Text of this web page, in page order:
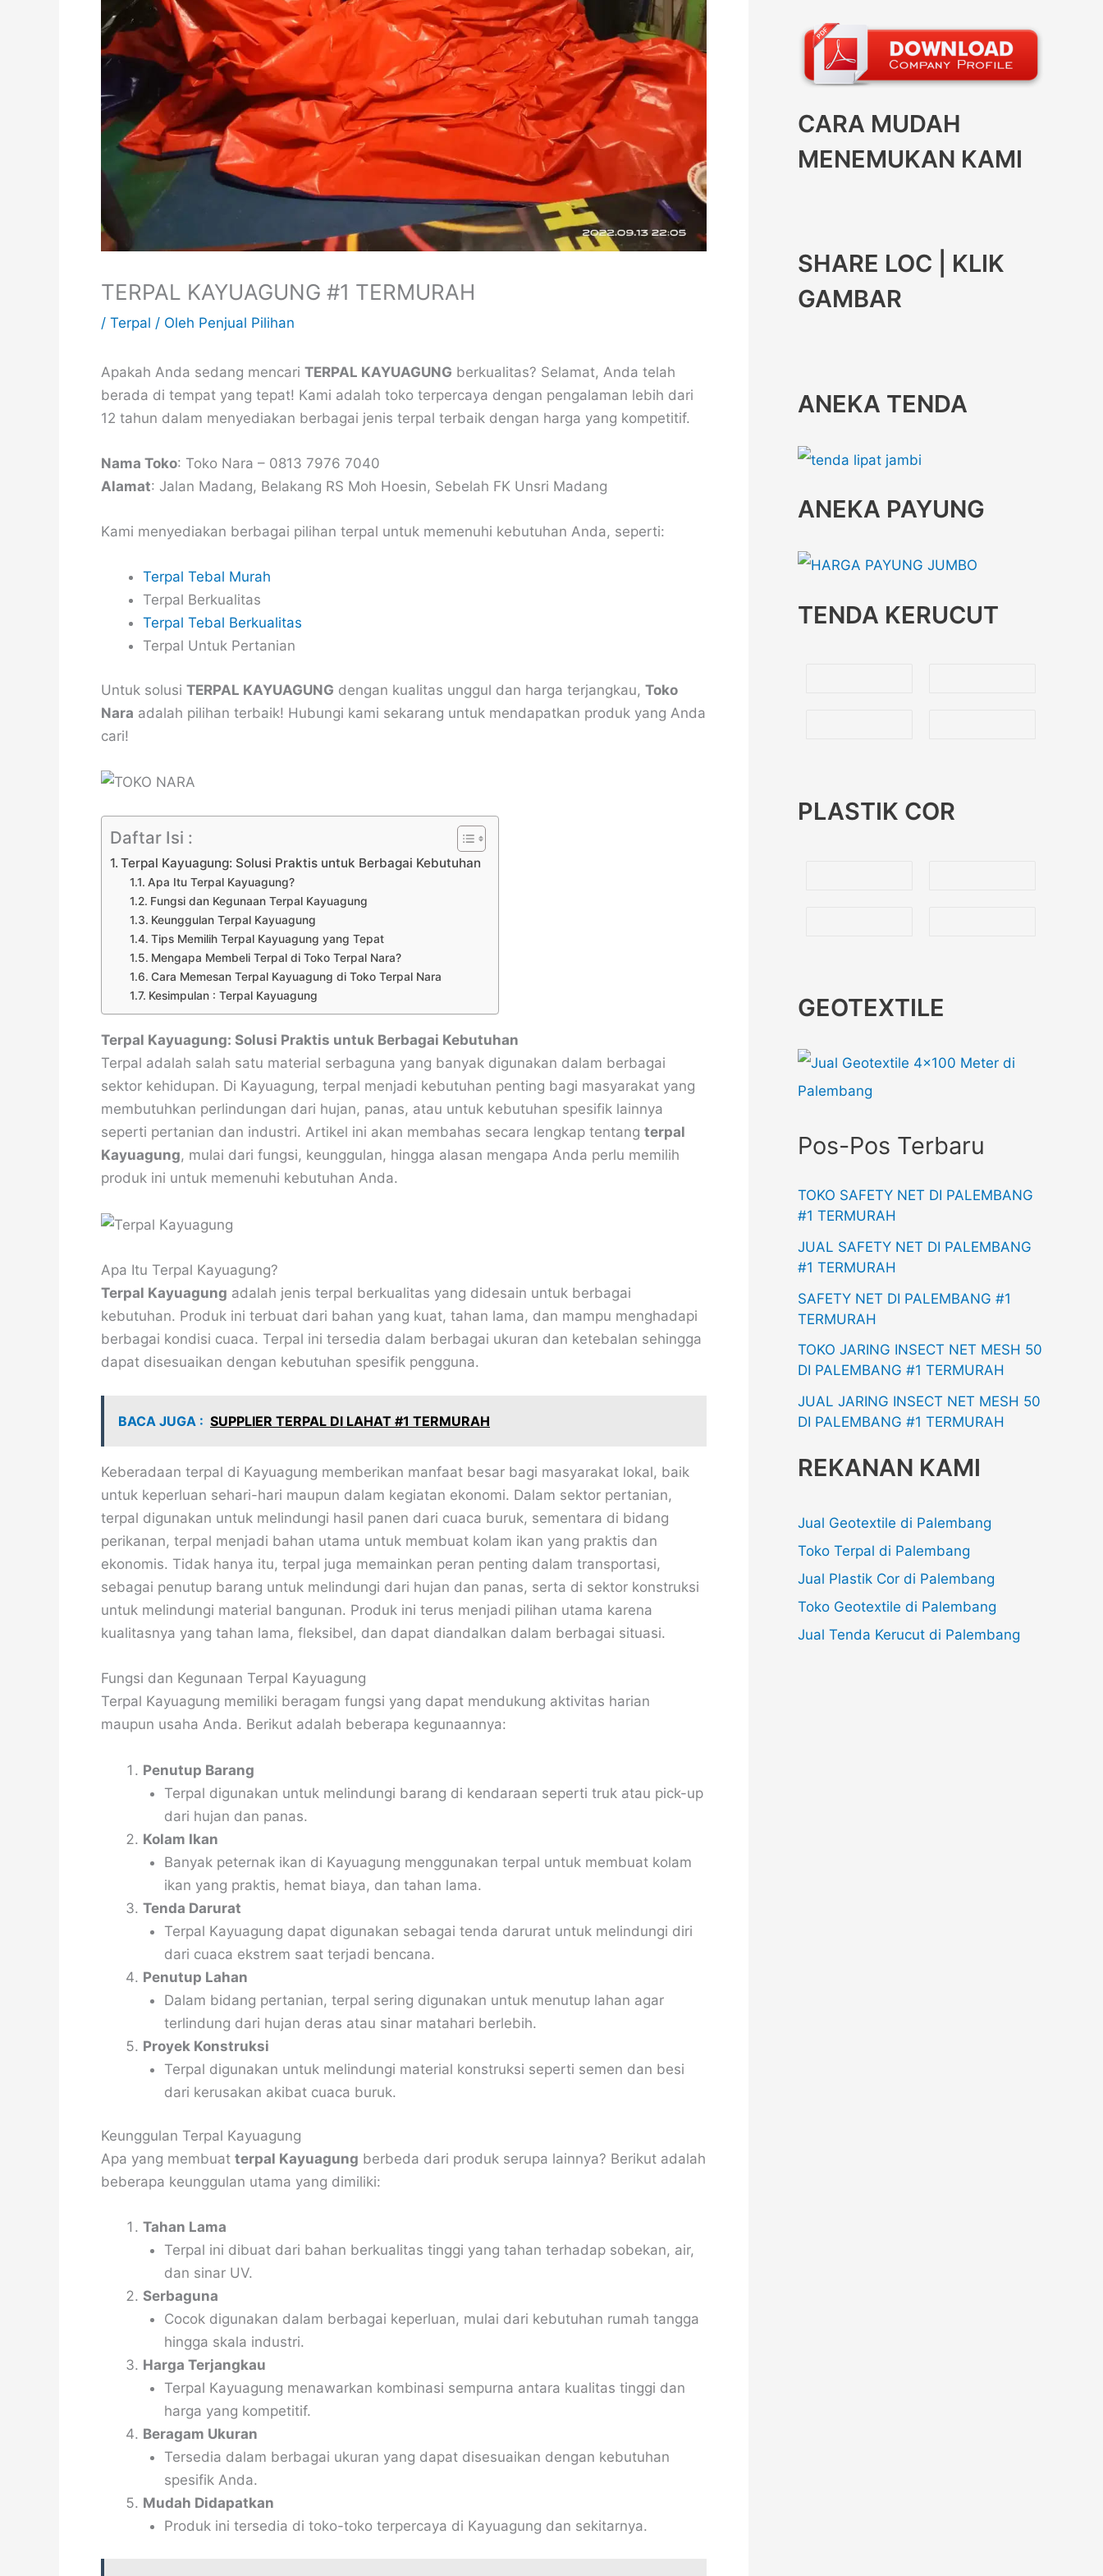
TERPAL KAYUAGUNG #1 TERMURAH
/ Terpal / Oleh Penjual Pilihan
Apakah Anda sedang mencari TERPAL KAYUAGUNG berkualitas? Selamat, Anda telah
berada di tempat yang tepat! Kami adalah toko terpercaya dengan pengalaman lebih dari
12 tahun dalam menyediakan berbagai jenis terpal terbaik dengan harga yang kompetitif.
Nama Toko: Toko Nara – 0813 7976 7040
Alamat: Jalan Madang, Belakang RS Moh Hoesin, Sebelah FK Unsri Madang
Kami menyediakan berbagai pilihan terpal untuk memenuhi kebutuhan Anda, seperti:
Terpal Tebal Murah
Terpal Berkualitas
Terpal Tebal Berkualitas
Terpal Untuk Pertanian
Untuk solusi TERPAL KAYUAGUNG dengan kualitas unggul dan harga terjangkau, Toko
Nara adalah pilihan terbaik! Hubungi kami sekarang untuk mendapatkan produk yang Anda
cari!
Daftar Isi :
Terpal Kayuagung: Solusi Praktis untuk Berbagai Kebutuhan
Apa Itu Terpal Kayuagung?
Fungsi dan Kegunaan Terpal Kayuagung
Keunggulan Terpal Kayuagung
Tips Memilih Terpal Kayuagung yang Tepat
Mengapa Membeli Terpal di Toko Terpal Nara?
Cara Memesan Terpal Kayuagung di Toko Terpal Nara
Kesimpulan : Terpal Kayuagung
Terpal Kayuagung: Solusi Praktis untuk Berbagai Kebutuhan
Terpal adalah salah satu material serbaguna yang banyak digunakan dalam berbagai
sektor kehidupan. Di Kayuagung, terpal menjadi kebutuhan penting bagi masyarakat yang
membutuhkan perlindungan dari hujan, panas, atau untuk kebutuhan spesifik lainnya
seperti pertanian dan industri. Artikel ini akan membahas secara lengkap tentang terpal
Kayuagung, mulai dari fungsi, keunggulan, hingga alasan mengapa Anda perlu memilih
produk ini untuk memenuhi kebutuhan Anda.
Apa Itu Terpal Kayuagung?
Terpal Kayuagung adalah jenis terpal berkualitas yang didesain untuk berbagai
kebutuhan. Produk ini terbuat dari bahan yang kuat, tahan lama, dan mampu menghadapi
berbagai kondisi cuaca. Terpal ini tersedia dalam berbagai ukuran dan ketebalan sehingga
dapat disesuaikan dengan kebutuhan spesifik pengguna.
BACA JUGA : SUPPLIER TERPAL DI LAHAT #1 TERMURAH
Keberadaan terpal di Kayuagung memberikan manfaat besar bagi masyarakat lokal, baik
untuk keperluan sehari-hari maupun dalam kegiatan ekonomi. Dalam sektor pertanian,
terpal digunakan untuk melindungi hasil panen dari cuaca buruk, sementara di bidang
perikanan, terpal menjadi bahan utama untuk membuat kolam ikan yang praktis dan
ekonomis. Tidak hanya itu, terpal juga memainkan peran penting dalam transportasi,
sebagai penutup barang untuk melindungi dari hujan dan panas, serta di sektor konstruksi
untuk melindungi material bangunan. Produk ini terus menjadi pilihan utama karena
kualitasnya yang tahan lama, fleksibel, dan dapat diandalkan dalam berbagai situasi.
Fungsi dan Kegunaan Terpal Kayuagung
Terpal Kayuagung memiliki beragam fungsi yang dapat mendukung aktivitas harian
maupun usaha Anda. Berikut adalah beberapa kegunaannya:
Penutup Barang
Terpal digunakan untuk melindungi barang di kendaraan seperti truk atau pick-up
dari hujan dan panas.
Kolam Ikan
Banyak peternak ikan di Kayuagung menggunakan terpal untuk membuat kolam
ikan yang praktis, hemat biaya, dan tahan lama.
Tenda Darurat
Terpal Kayuagung dapat digunakan sebagai tenda darurat untuk melindungi diri
dari cuaca ekstrem saat terjadi bencana.
Penutup Lahan
Dalam bidang pertanian, terpal sering digunakan untuk menutup lahan agar
terlindung dari hujan deras atau sinar matahari berlebih.
Proyek Konstruksi
Terpal digunakan untuk melindungi material konstruksi seperti semen dan besi
dari kerusakan akibat cuaca buruk.
Keunggulan Terpal Kayuagung
Apa yang membuat terpal Kayuagung berbeda dari produk serupa lainnya? Berikut adalah
beberapa keunggulan utama yang dimiliki:
Tahan Lama
Terpal ini dibuat dari bahan berkualitas tinggi yang tahan terhadap sobekan, air,
dan sinar UV.
Serbaguna
Cocok digunakan dalam berbagai keperluan, mulai dari kebutuhan rumah tangga
hingga skala industri.
Harga Terjangkau
Terpal Kayuagung menawarkan kombinasi sempurna antara kualitas tinggi dan
harga yang kompetitif.
Beragam Ukuran
Tersedia dalam berbagai ukuran yang dapat disesuaikan dengan kebutuhan
spesifik Anda.
Mudah Didapatkan
Produk ini tersedia di toko-toko terpercaya di Kayuagung dan sekitarnya.
CARA MUDAH
MENEMUKAN KAMI
SHARE LOC | KLIK
GAMBAR
ANEKA TENDA
ANEKA PAYUNG
TENDA KERUCUT
PLASTIK COR
GEOTEXTILE
Pos-Pos Terbaru
TOKO SAFETY NET DI PALEMBANG
#1 TERMURAH
JUAL SAFETY NET DI PALEMBANG
#1 TERMURAH
SAFETY NET DI PALEMBANG #1
TERMURAH
TOKO JARING INSECT NET MESH 50
DI PALEMBANG #1 TERMURAH
JUAL JARING INSECT NET MESH 50
DI PALEMBANG #1 TERMURAH
REKANAN KAMI
Jual Geotextile di Palembang
Toko Terpal di Palembang
Jual Plastik Cor di Palembang
Toko Geotextile di Palembang
Jual Tenda Kerucut di Palembang